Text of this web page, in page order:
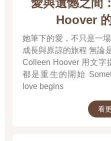
愛與遺憾之間
Hoover
她筆下的愛，不只是一
成長與原諒的旅程 無論
Colleen Hoover 用文字
都是重生的開始
love begins
看